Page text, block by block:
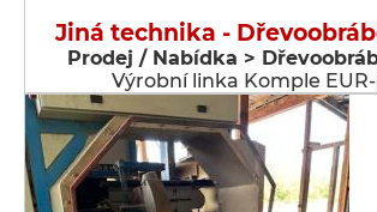
Jiná technika -
Prodej / Nabídka >
Výrobní linka Komple